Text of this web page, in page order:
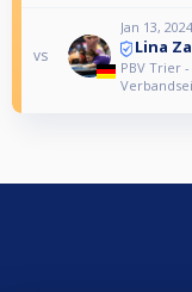
vs
Jan 13,
Lina
PBV Trier -